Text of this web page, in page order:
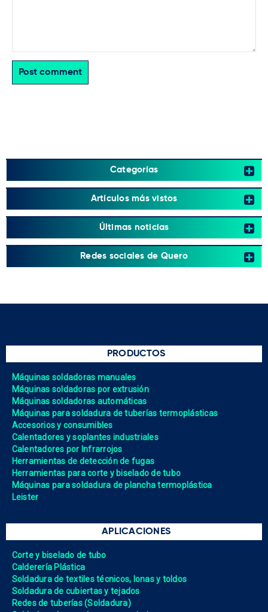
Post comment
Categorías
Artículos más vistos
Últimas noticias
Redes sociales de Quero
PRODUCTOS
Máquinas soldadoras manuales
Máquinas soldadoras por extrusión
Máquinas soldadoras automáticas
Máquinas para soldadura de tuberías termoplásticas
Accesorios y consumibles
Calentadores y soplantes industriales
Calentadores por Infrarrojos
Herramientas de detección de fugas
Herramientas para corte y biselado de tubo
Máquinas para soldadura de plancha termoplástica
Leister
APLICACIONES
Corte y biselado de tubo
Calderería Plástica
Soldadura de textiles técnicos, lonas y toldos
Soldadura de cubiertas y tejados
Redes de tuberías (Soldadura)